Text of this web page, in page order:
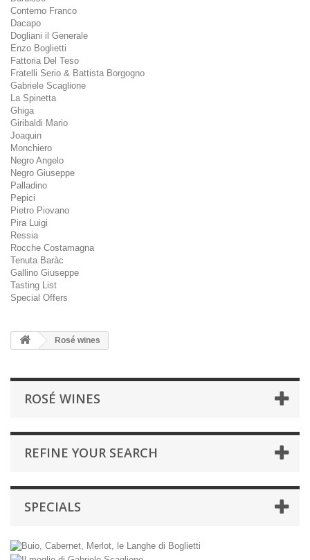
Conterno Franco
Dacapo
Dogliani il Generale
Enzo Boglietti
Fattoria Del Teso
Fratelli Serio & Battista Borgogno
Gabriele Scaglione
La Spinetta
Ghiga
Giribaldi Mario
Joaquin
Monchiero
Negro Angelo
Negro Giuseppe
Palladino
Pepici
Pietro Piovano
Pira Luigi
Ressia
Rocche Costamagna
Tenuta Baràc
Gallino Giuseppe
Tasting List
Special Offers
Rosé wines
ROSÉ WINES
REFINE YOUR SEARCH
SPECIALS